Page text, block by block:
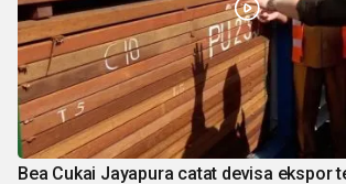
Bea Cukai Jayapura catat devisa ekspor